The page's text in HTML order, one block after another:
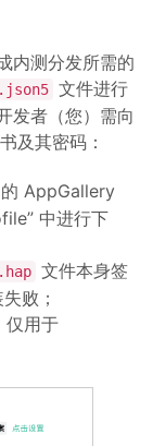
内测分发所需的
文件进行
发者（您）需向
及其密码：
AppGallery
中进行下
.hap 文件本身签
败；
仅用于